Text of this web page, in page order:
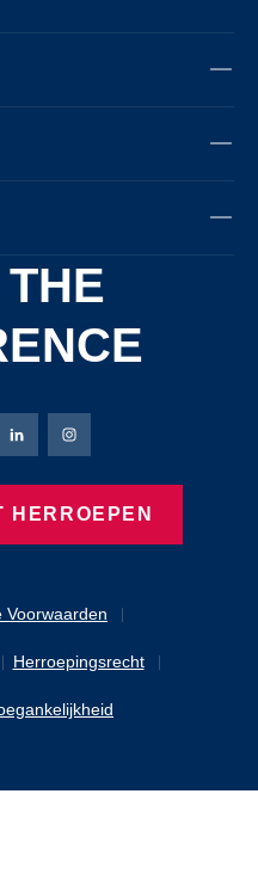
Voorwaarden
Herroepingsrecht
Facebook-pagina
Proenen X-pagina
Bierbaum-Proenen
Bierbaum-Proenen
HERROEPEN